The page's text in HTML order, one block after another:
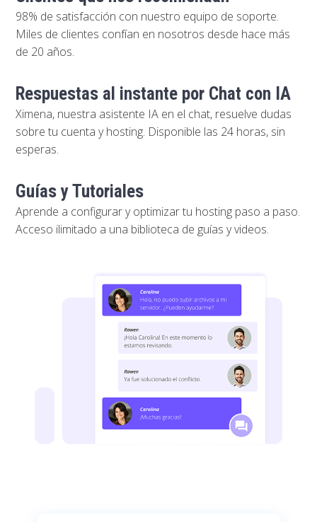
98% de satisfacción con nuestro equipo de soporte.
Miles de clientes confían en nosotros desde hace más
de 20 años.
Respuestas al instante por Chat con IA
Ximena, nuestra asistente IA en el chat, resuelve dudas
sobre tu cuenta y hosting. Disponible las 24 horas, sin
esperas.
Guías y Tutoriales
Aprende a configurar y optimizar tu hosting paso a paso.
Acceso ilimitado a una biblioteca de guías y videos.